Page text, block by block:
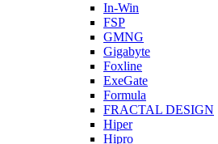
In-Win
FSP
GMNG
Gigabyte
Foxline
ExeGate
Formula
FRACTAL DESIGN
Hiper
Hipro